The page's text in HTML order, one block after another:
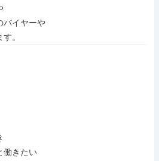
バイヤーや
。
働きたい